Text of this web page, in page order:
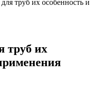
труб их особенность и
труб их